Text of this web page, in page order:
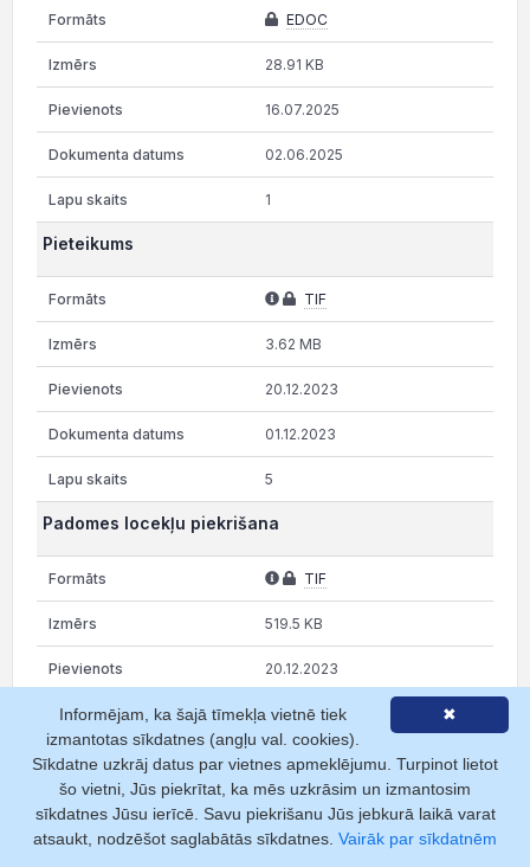
EDOC
28.91 KB
16.07.2025
02.06.2025
1
Pieteikums
TIF
3.62 MB
20.12.2023
01.12.2023
5
Padomes locekļu piekrišana
TIF
519.5 KB
20.12.2023
01.12.2023
1
Valdes / padomes locekļu saraksts
✖
Informējam, ka šajā tīmekļa vietnē tiek
izmantotas sīkdatnes (angļu val. cookies).
Sīkdatne uzkrāj datus par vietnes apmeklējumu. Turpinot lietot
šo vietni, Jūs piekrītat, ka mēs uzkrāsim un izmantosim
sīkdatnes Jūsu ierīcē. Savu piekrišanu Jūs jebkurā laikā varat
atsaukt, nodzēšot saglabātās sīkdatnes. Vairāk par sīkdatnēm